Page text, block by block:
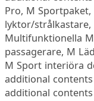
Pro, M
lyktor/
Multifunktionella
passagerare, M
M Sport interiöra
additional
additional